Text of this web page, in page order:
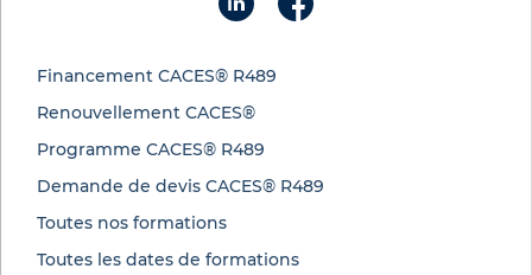
Financement CACES® R489
Renouvellement CACES®
Programme CACES® R489
Demande de devis CACES® R489
Toutes nos formations
Toutes les dates de formations